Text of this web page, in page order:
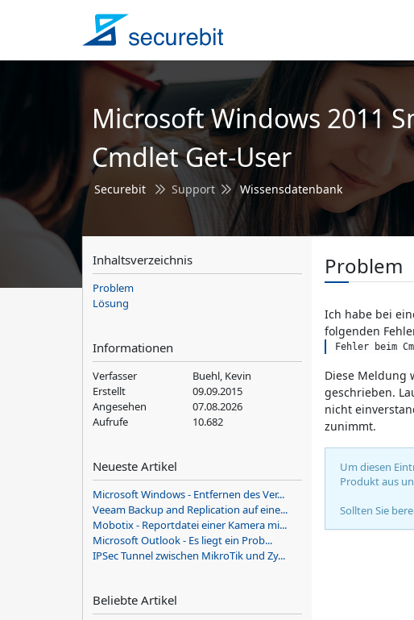
Microsoft Windows 2011
Cmdlet Get-User
Securebit Support Wissensdatenbank
Inhaltsverzeichnis
Problem
Lösung
Informationen
Verfasser
Buehl, Kevin
Erstellt
09.09.2015
Angesehen
07.08.2026
Aufrufe
10.682
Neueste Artikel
Microsoft Windows - Entfernen des Ver...
Veeam Backup and Replication auf eine...
Mobotix - Reportdatei einer Kamera mi...
Microsoft Outlook - Es liegt ein Prob...
IPSec Tunnel zwischen MikroTik und Zy...
Beliebte Artikel
Problem
Ich habe bei
folgenden
Fehler beim
Diese Meldung
geschrieben.
nicht
zunimmt.
Um diesen
Produkt aus
Sollten Sie